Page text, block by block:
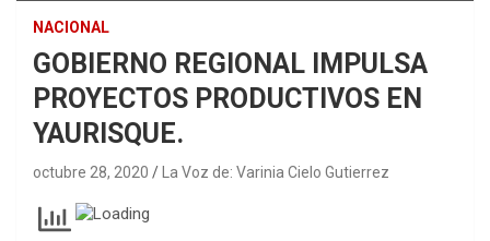
NACIONAL
GOBIERNO REGIONAL IMPULSA
PROYECTOS PRODUCTIVOS EN
YAURISQUE.
octubre 28, 2020 La Voz de: Varinia Cielo Gutierrez